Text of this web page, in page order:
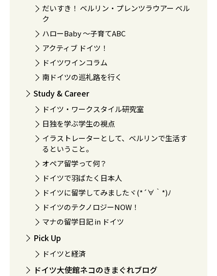
だいすき！ ベルリン・プレンツラウアー ベル
ク
ハローBaby 〜子育てABC
アクティブ ドイツ！
ドイツワインコラム
南ドイツの巡礼路を行く
Study & Career
ドイツ・ワークスタイル研究室
日独を学ぶ学生の視点
イラストレーターとして、ベルリンで生活す
るということ。
オペア留学って何？
ドイツで羽ばたく日本人
ドイツに留学してみましたヾ(*´∀｀*)ﾉ
ドイツのテクノロジーNOW！
マナの留学日記 in ドイツ
Pick Up
ドイツと経済
ドイツ大使館ネコのきまぐれブログ